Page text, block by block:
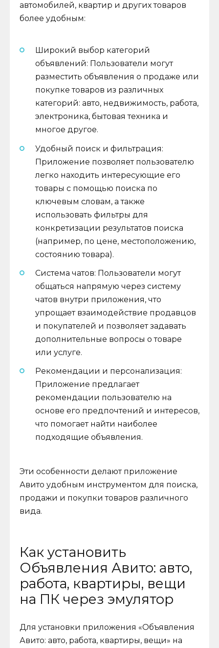
автомобилей, квартир и других товаров
более удобным:
Широкий выбор категорий
объявлений: Пользователи могут
разместить объявления о продаже или
покупке товаров из различных
категорий: авто, недвижимость, работа,
электроника, бытовая техника и
многое другое.
Удобный поиск и фильтрация:
Приложение позволяет пользователю
легко находить интересующие его
товары с помощью поиска по
ключевым словам, а также
использовать фильтры для
конкретизации результатов поиска
(например, по цене, местоположению,
состоянию товара).
Система чатов: Пользователи могут
общаться напрямую через систему
чатов внутри приложения, что
упрощает взаимодействие продавцов
и покупателей и позволяет задавать
дополнительные вопросы о товаре
или услуге.
Рекомендации и персонализация:
Приложение предлагает
рекомендации пользователю на
основе его предпочтений и интересов,
что помогает найти наиболее
подходящие объявления.
Эти особенности делают приложение
Авито удобным инструментом для поиска,
продажи и покупки товаров различного
вида.
Как установить
Объявления Авито: авто,
работа, квартиры, вещи
на ПК через эмулятор
Для установки приложения «Объявления
Авито: авто, работа, квартиры, вещи» на